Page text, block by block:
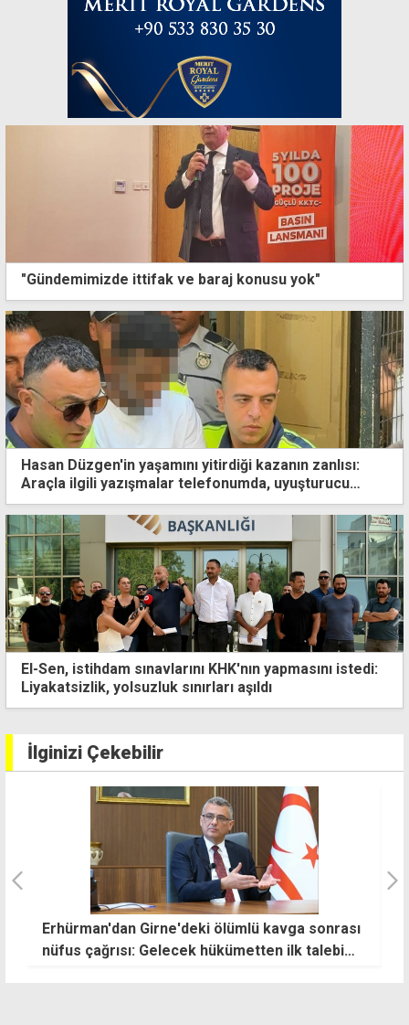
"Gündemimizde ittifak ve baraj konusu yok"
Hasan Düzgen'in yaşamını yitirdiği kazanın zanlısı:
Araçla ilgili yazışmalar telefonumda, uyuşturucu
kullanmadım
Lefkoşa'da bugün iki bölgede çalışma
İlginizi Çekebilir
Girne'deki ölümlü kavga sonrası
Gelecek hükümetten ilk talebim
Ahbap
alınıyor